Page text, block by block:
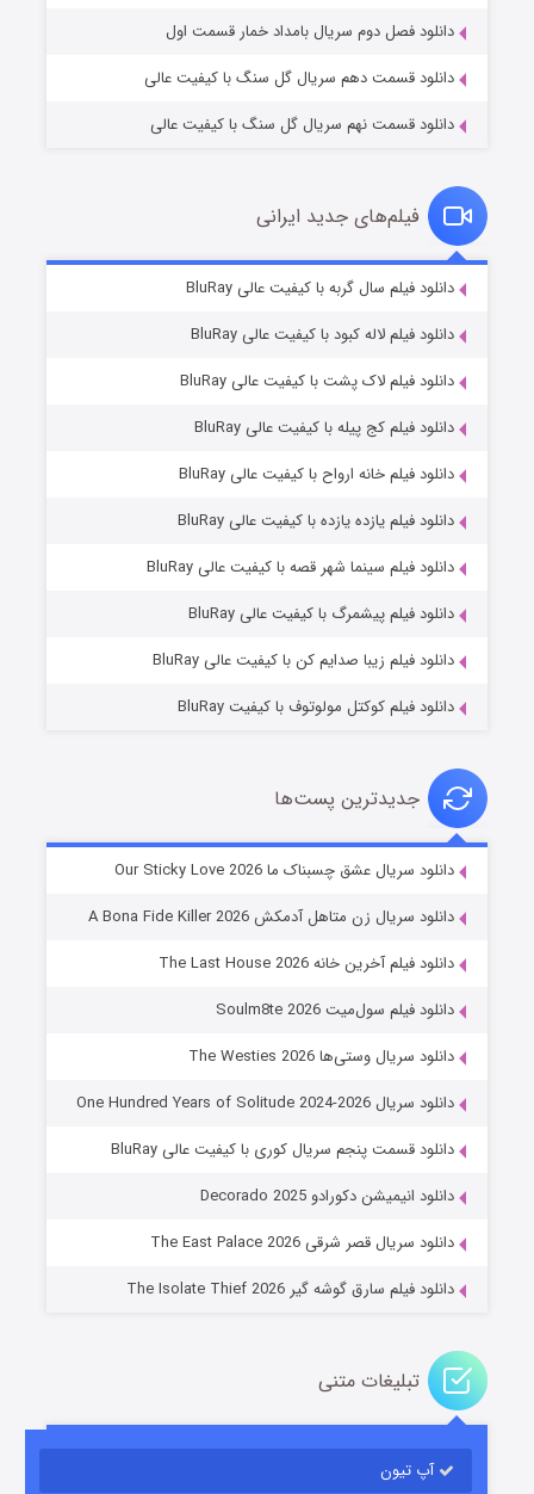
قسمت۶ (زیرنویس) منتشر شد
شوهر
عملیات آپارتمان
قسمت۲ (زیرنویس) منتشر شد
دانلود فصل دوم سریال بامداد خمار قسمت اول
دانلود قسمت دهم سریال گل سنگ با کیفیت عالی
دانلود قسمت نهم سریال گل سنگ با کیفیت عالی
فیلم‌های جدید ایرانی
دانلود فیلم سال گربه با کیفیت عالی BluRay
دانلود فیلم لاله کبود با کیفیت عالی BluRay
دانلود فیلم لاک پشت با کیفیت عالی BluRay
دانلود فیلم کج‌ پیله با کیفیت عالی BluRay
دانلود فیلم خانه ارواح با کیفیت عالی BluRay
دانلود فیلم یازده یازده با کیفیت عالی BluRay
دانلود فیلم سینما شهر قصه با کیفیت عالی BluRay
دانلود فیلم پیشمرگ با کیفیت عالی BluRay
دانلود فیلم زیبا صدایم کن با کیفیت عالی BluRay
دانلود فیلم کوکتل مولوتوف با کیفیت BluRay
جدیدترین پست‌ها
دانلود سریال عشق چسبناک ما Our Sticky Love 2026
دانلود سریال زن متاهل آدمکش A Bona Fide Killer 2026
دانلود فیلم آخرین خانه The Last House 2026
دانلود فیلم سول‌میت Soulm8te 2026
دانلود سریال وستی‌ها The Westies 2026
دانلود سریال One Hundred Years of Solitude 2024-2026
دانلود قسمت پنجم سریال کوری با کیفیت عالی BluRay
دانلود انیمیشن دکورادو Decorado 2025
دانلود سریال قصر شرقی The East Palace 2026
دانلود فیلم سارق گوشه گیر The Isolate Thief 2026
تبلیغات متنی
آپ تیون